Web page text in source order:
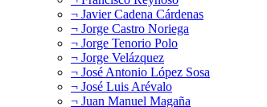
¬ Javier Cadena Cárdenas
¬ Jorge Castro Noriega
¬ Jorge Tenorio Polo
¬ Jorge Velázquez
¬ José Antonio López Sosa
¬ José Luis Arévalo
¬ Juan Manuel Magaña